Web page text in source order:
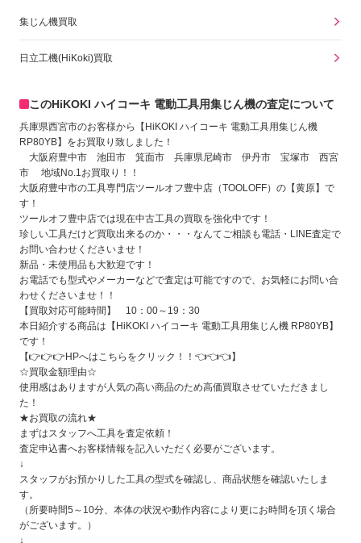
集じん機買取
日立工機(HiKoki)買取
このHiKOKI ハイコーキ 電動工具用集じん機の査定について
兵庫県西宮市のお客様から【HiKOKI ハイコーキ 電動工具用集じん機
RP80YB】をお買取り致しました！
大阪府豊中市 池田市 箕面市 兵庫県尼崎市 伊丹市 宝塚市 西宮
市 地域No.1お買取り！！
大阪府豊中市の工具専門店ツールオフ豊中店（TOOLOFF）の【黄原】で
す！
ツールオフ豊中店では現在中古工具の買取を強化中です！
珍しい工具だけど買取出来るのか・・・なんてご相談も電話・LINE査定で
お問い合わせくださいませ！
新品・未使用品も大歓迎です！
お電話でも型式やメーカーなどで査定は可能ですので、お気軽にお問い合
わせくださいませ！！
【買取対応可能時間】 10：00～19：30
本日紹介する商品は【HiKOKI ハイコーキ 電動工具用集じん機 RP80YB】
です！
【👉👉👉HPへはこちらをクリック！！ 👈👈👈】
☆買取金額理由☆
使用感はありますが人気の高い商品のため高価買取させていただきまし
た！
★お買取の流れ★
まずはスタッフへ工具を査定依頼！
査定申込書へお客様情報を記入いただく必要がございます。
↓
スタッフがお預かりした工具の型式を確認し、商品状態を確認いたしま
す。
（所要時間5～10分、本体の状況や動作内容により更にお時間を頂く場合
がございます。）
↓